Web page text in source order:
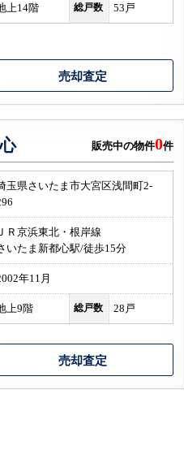
上14階 総戸数 53戸
売却査定
販売中の物件0件
玉県さいたま市大宮区浅間町2-
ＪＲ京浜東北・根岸線
いたま新都心駅/徒歩15分
年11月
上9階 総戸数 28戸
売却査定